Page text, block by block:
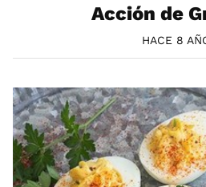
Acción de
HACE 8